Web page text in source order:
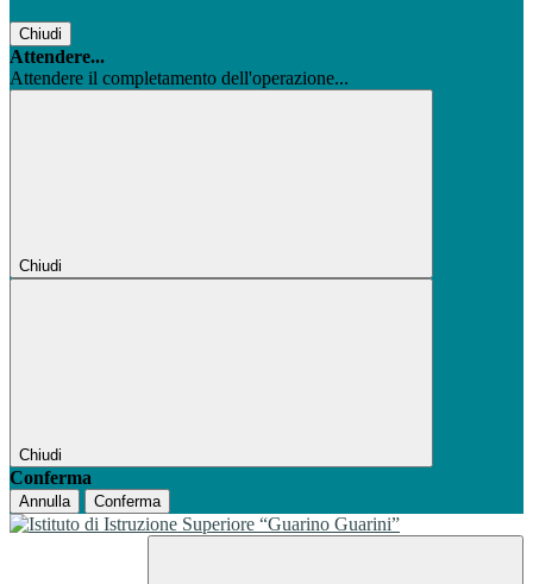
Chiudi
Attendere...
Attendere il completamento dell'operazione...
Chiudi
Chiudi
Conferma
Annulla Conferma